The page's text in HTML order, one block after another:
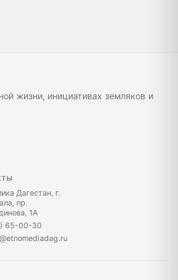
жизни, инициативах земляков и
Дагестан, г.
пр.
1А
65-00-30